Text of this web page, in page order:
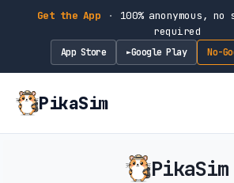
Get the App ·
100% anonymous,
required
App Store ►Google Play No-
PikaSim
PikaSim